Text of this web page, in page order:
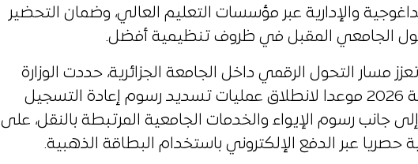
والإدارية عبر مؤسسات التعليم العالي، وضمان التحضير
الجامعي المقبل في ظروف تنظيمية أفضل.
مسار التحول الرقمي داخل الجامعة الجزائرية، حددت الوزارة
يوم 13 جويلية 2026 موعدا لانطلاق عمليات تسديد رسوم إعادة التسجيل
جانب رسوم الإيواء والخدمات الجامعية المرتبطة بالنقل، على
حصريا عبر الدفع الإلكتروني باستخدام البطاقة الذهبية.